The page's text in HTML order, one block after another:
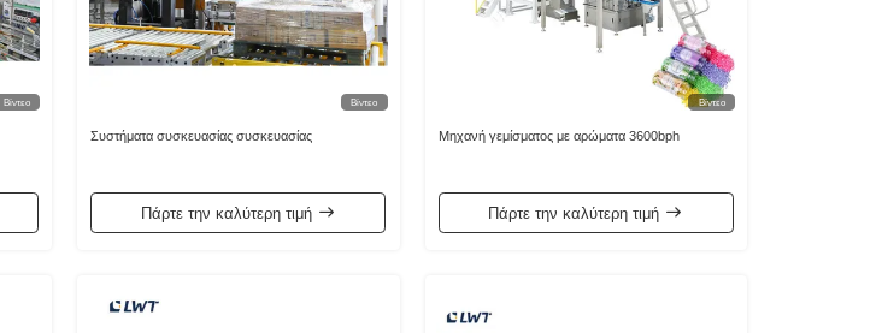
Βίντεο Βίντεο
Συστήματα συσκευασίας συσκευασίας
Πάρτε την καλύτερη τιμή
Βίντεο
Μηχανή γεμίσματος με αρώματα 3600bph
Πάρτε την καλύτερη τιμή